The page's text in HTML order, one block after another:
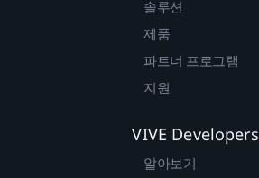
솔루션
제품
파트너 프로그램
지원
VIVE Developers
알아보기